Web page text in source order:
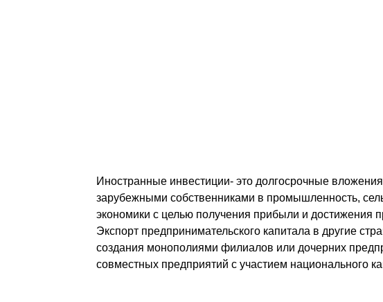
Иностранные инвестиции- это долгосрочные
зарубежными собственниками в промышленность,
экономики c целью получения прибыли и достижения
Экспорт предпринимательского капитала в другие
создания монополиями филиалов или дочерних
совместных предприятий с участием национального